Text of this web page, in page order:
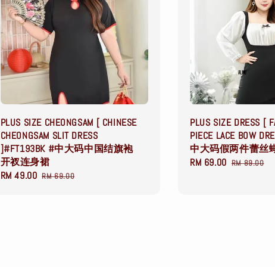
PLUS SIZE CHEONGSAM [ CHINESE
CHEONGSAM SLIT DRESS
]#FT193BK #中大码中国结旗袍
开衩连身裙
Sale
RM 49.00 Regular
RM 69.00
PLUS SIZE DRESS [
PIECE LACE BOW
中大码假两件蕾丝
Sale
RM 69.00 Regular
RM 89.00